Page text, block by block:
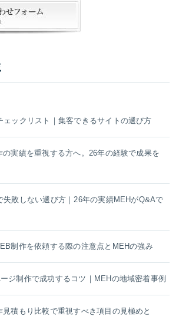
ェックリスト｜集客できるサイトの選び方
実績を重視する方へ。26年の経験で成果を
失敗しない選び方｜26年の実績MEHがQ&Aで
制作を依頼する際の注意点とMEHの強み
ジ制作で成功するコツ｜MEHの地域密着事例
積もり比較で重視すべき項目の見極めと